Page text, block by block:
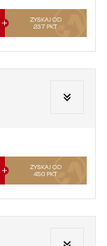
ZYSKAJ OD
237 PKT
ZYSKAJ OD
450 PKT